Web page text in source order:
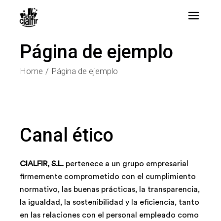
Página de ejemplo
Home Página de ejemplo
Canal ético
CIALFIR, S.L. pertenece a un grupo empresarial
firmemente comprometido con el cumplimiento
normativo, las buenas prácticas, la transparencia,
la igualdad, la sostenibilidad y la eficiencia, tanto
en las relaciones con el personal empleado como